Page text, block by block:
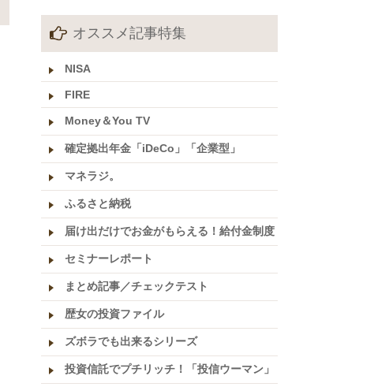
オススメ記事特集
NISA
FIRE
Money＆You TV
確定拠出年金「iDeCo」「企業型」
マネラジ。
ふるさと納税
届け出だけでお金がもらえる！給付金制度
セミナーレポート
まとめ記事／チェックテスト
歴女の投資ファイル
ズボラでも出来るシリーズ
投資信託でプチリッチ！「投信ウーマン」